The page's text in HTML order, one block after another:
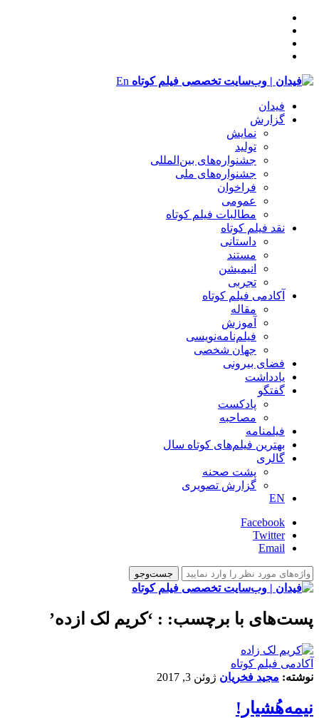
En
فیدان
گزارش
نمایش
تولید
‌‌جشنواره‌های بین‌المللی
جشنواره‌های ملی
فراخوان
عمومی
مطالبات فیلم کوتاه
نقد فیلم کوتاه
داستانی
مستند
انیمیشن
تجربی
آکادمی فیلم کوتاه
مقاله
آموزش
فیلم‌نامه‌نویسی
جهان شخصی
فضای بیرونی
یادداشت
گفتگو
پادکست
مصاحبه
فیلمنامه
بهترین فیلم‌های کوتاه سال
گالری
پشت صحنه
گزارش تصویری
EN
Facebook
Twitter
Email
پست‌های با برچسب: : ‘کریم لک ازده’
آکادمی فیلم کوتاه
نوشته: مجید فخریان ژوئن 3, 2017
نیمه‌هُشیار!